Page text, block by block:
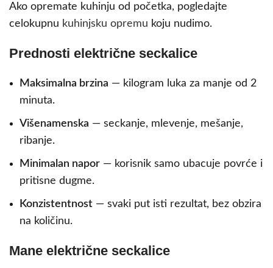
Ako opremate kuhinju od početka, pogledajte
celokupnu kuhinjsku opremu koju nudimo.
Prednosti električne seckalice
Maksimalna brzina — kilogram luka za manje od 2
minuta.
Višenamenska — seckanje, mlevenje, mešanje,
ribanje.
Minimalan napor — korisnik samo ubacuje povrće i
pritisne dugme.
Konzistentnost — svaki put isti rezultat, bez obzira
na količinu.
Mane električne seckalice